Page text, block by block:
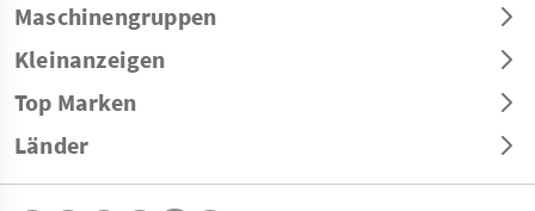
Maschinengruppen
Kleinanzeigen
Top Marken
Länder